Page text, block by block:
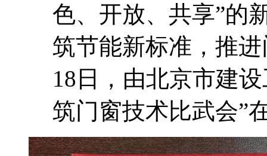
色、开放、共享”的
筑节能新标准，推
18日，由北京市建
筑门窗技术比武会”